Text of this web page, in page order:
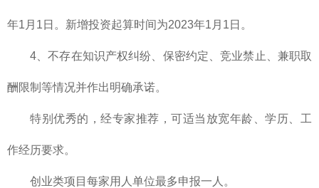
年1月1日。新增投资起算时间为2023年1月1日。
4、不存在知识产权纠纷、保密约定、竞业禁止、兼职取
酬限制等情况并作出明确承诺。
特别优秀的，经专家推荐，可适当放宽年龄、学历、工
作经历要求。
创业类项目每家用人单位最多申报一人。